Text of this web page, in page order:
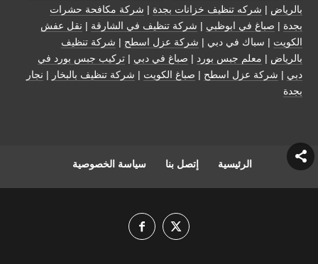
بالرياض | شركه تنظيف خزانات بجدة | شركة مكافحة حشرات
بجدة | صباغ في ابوظبي | شركة تنظيف في الشارقة | نقل عفش
الكويت | سباك في دبي | شركة عزل اسطح | شركة تنظيف
بالرياض | معلم جبس بورد | صباغ في دبي | تركيب جبس بورد في
دبي | شركة عزل اسطح | صباغ الكويت | شركة تنظيف بالبخار | نجار
بجدة
الرئيسية إتصل بنا سياسة الخصوصية